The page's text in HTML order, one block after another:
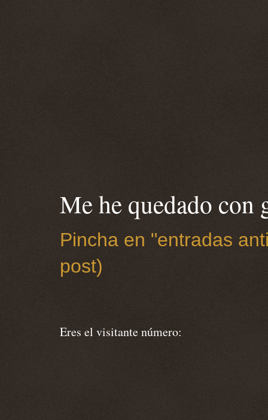
Me he quedado con
Pincha en "entradas
post)
Eres el visitante número: